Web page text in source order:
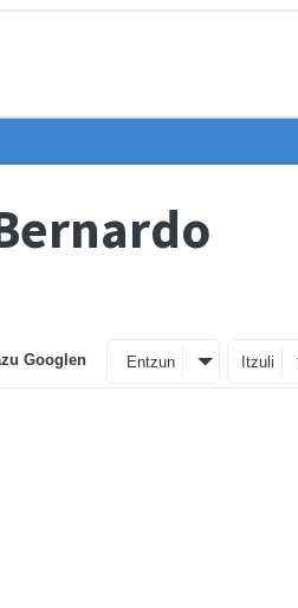
Googlen Entzun Itzuli